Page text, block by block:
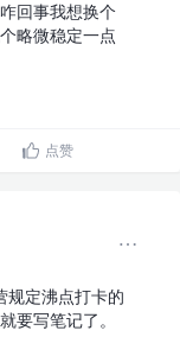
回事我想换个
略微稳定一点
点赞
规定沸点打卡的
要写笔记了。